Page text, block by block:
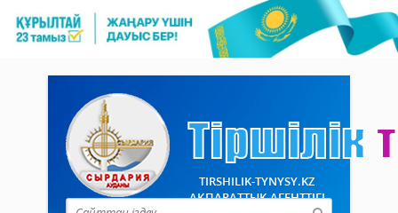
TIRSHILIK-TYNYSY.KZ
АҚПАРАТТЫҚ АГЕНТТІГІ